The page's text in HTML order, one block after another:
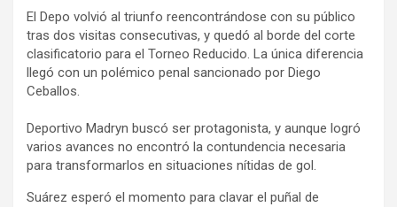
El Depo volvió al triunfo reencontrándose con su público
tras dos visitas consecutivas, y quedó al borde del corte
clasificatorio para el Torneo Reducido. La única diferencia
llegó con un polémico penal sancionado por Diego
Ceballos.
Deportivo Madryn buscó ser protagonista, y aunque logró
varios avances no encontró la contundencia necesaria
para transformarlos en situaciones nítidas de gol.
Suárez esperó el momento para clavar el puñal de